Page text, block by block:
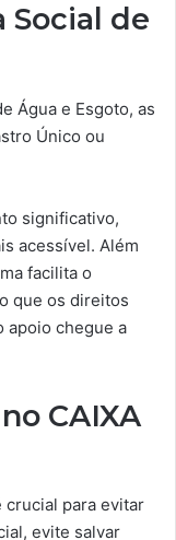
Social de
Água e Esgoto, as
Único ou
significativo,
acessível. Além
facilita o
que os direitos
apoio chegue a
CAIXA
crucial para evitar
evite salvar